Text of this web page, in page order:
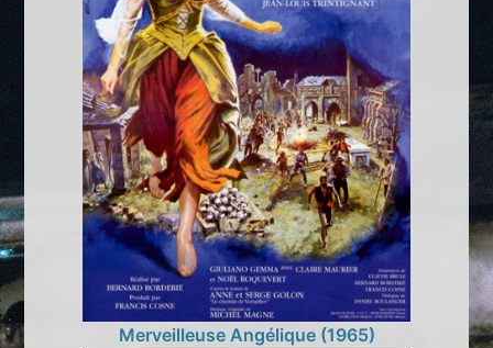
Merveilleuse Angélique (1965)